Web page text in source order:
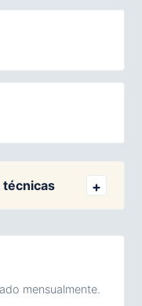
técnicas
mensualmente.